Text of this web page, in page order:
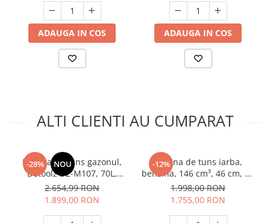
Incubatoare oua
ADAUGA IN COS ADAUGA IN COS
ALTI CLIENTI AU CUMPARAT
-28% NOU
Masina de tuns gazonul,
Detoolz DZ-M107, 70L,
benzina, 196 Cc, 4000W, 4
timpi, 21" inch
2.654,99 RON
1.899,00 RON
-12%
Masina de tuns iarba,
benzina, 146 cm³, 46 cm, 50
L, Autopropulsat, 2600 W,
AGM 4619 R
1.998,00 RON
1.755,00 RON